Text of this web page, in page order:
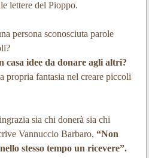
lettere del Pioppo.
persona sconosciuta parole
casa idee da donare agli altri?
propria fantasia nel creare piccoli
sia chi donerà sia chi
Vannuccio Barbaro, “Non
stesso tempo un ricevere”.